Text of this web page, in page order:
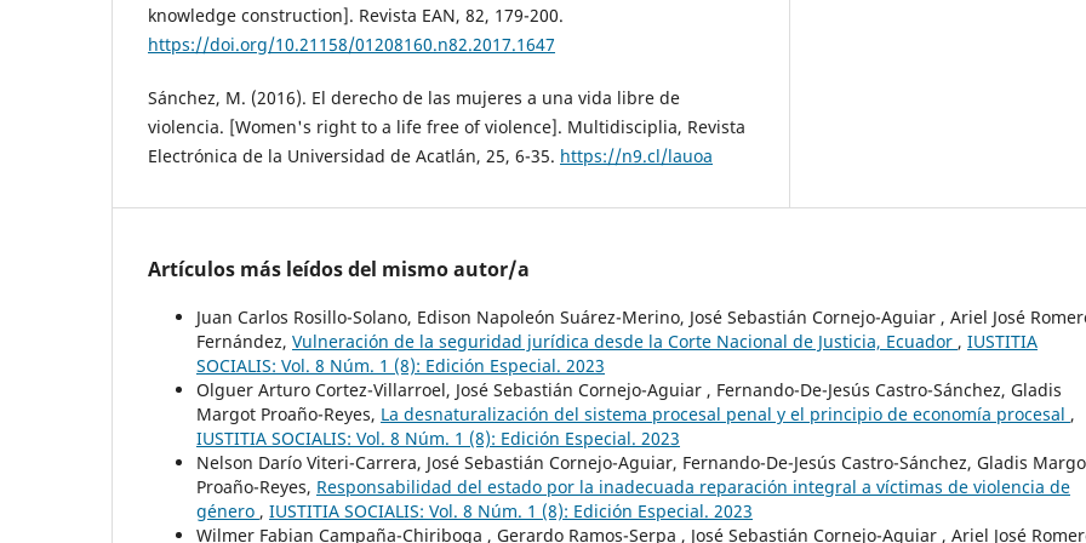
knowledge construction]. Revista EAN, 82, 179-200.
https://doi.org/10.21158/01208160.n82.2017.1647
Sánchez, M. (2016). El derecho de las mujeres a una vida libre de
violencia. [Women's right to a life free of violence]. Multidisciplia, Revista
Electrónica de la Universidad de Acatlán, 25, 6-35. https://n9.cl/lauoa
Artículos más leídos del mismo autor/a
Juan Carlos Rosillo-Solano, Edison Napoleón Suárez-Merino, José Sebastián Cornejo-Aguiar , Ariel José
Fernández, Vulneración de la seguridad jurídica desde la Corte Nacional de Justicia, Ecuador , IUSTITIA
SOCIALIS: Vol. 8 Núm. 1 (8): Edición Especial. 2023
Olguer Arturo Cortez-Villarroel, José Sebastián Cornejo-Aguiar , Fernando-De-Jesús Castro-Sánchez, Gladis
Margot Proaño-Reyes, La desnaturalización del sistema procesal penal y el principio de economía procesal ,
IUSTITIA SOCIALIS: Vol. 8 Núm. 1 (8): Edición Especial. 2023
Nelson Darío Viteri-Carrera, José Sebastián Cornejo-Aguiar, Fernando-De-Jesús Castro-Sánchez, Gladis
Proaño-Reyes, Responsabilidad del estado por la inadecuada reparación integral a víctimas de violencia de
género , IUSTITIA SOCIALIS: Vol. 8 Núm. 1 (8): Edición Especial. 2023
Wilmer Fabian Campaña-Chiriboga , Gerardo Ramos-Serpa , José Sebastián Cornejo-Aguiar , Ariel José